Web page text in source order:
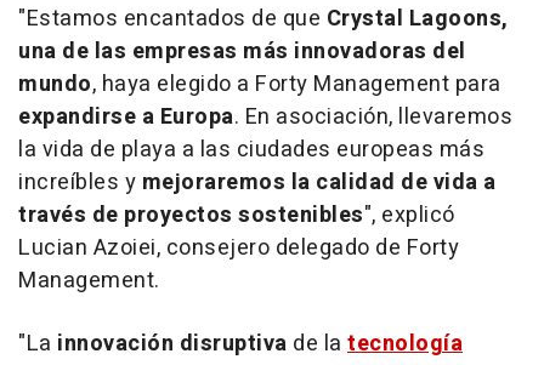
"Estamos encantados de que Crystal Lagoons,
una de las empresas más innovadoras del
mundo, haya elegido a Forty Management para
expandirse a Europa. En asociación, llevaremos
la vida de playa a las ciudades europeas más
increíbles y mejoraremos la calidad de vida a
través de proyectos sostenibles", explicó
Lucian Azoiei, consejero delegado de Forty
Management.
"La innovación disruptiva de la tecnología